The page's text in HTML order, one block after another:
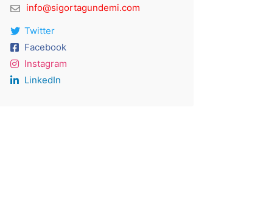
info@sigortagundemi.com
Twitter
Facebook
Instagram
LinkedIn